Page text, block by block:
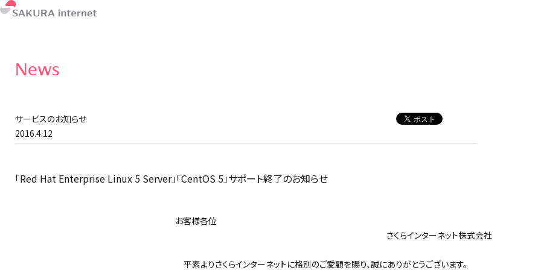
News
サービスのお知らせ
2016.4.12
「Red Hat Enterprise Linux 5 Server」「CentOS 5」サポート終了のお知らせ
お客様各位
さくらインターネット株式会社
平素よりさくらインターネットに格別のご愛顧を賜り、誠にありがとうございます。